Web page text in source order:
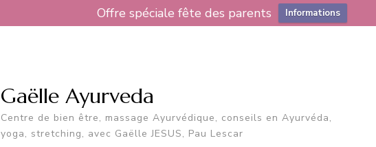
Offre spéciale fête des parents Informations
Gaëlle Ayurveda
Centre de bien être, massage Ayurvédique, conseils en Ayurvéda,
yoga, stretching, avec Gaëlle JESUS, Pau Lescar